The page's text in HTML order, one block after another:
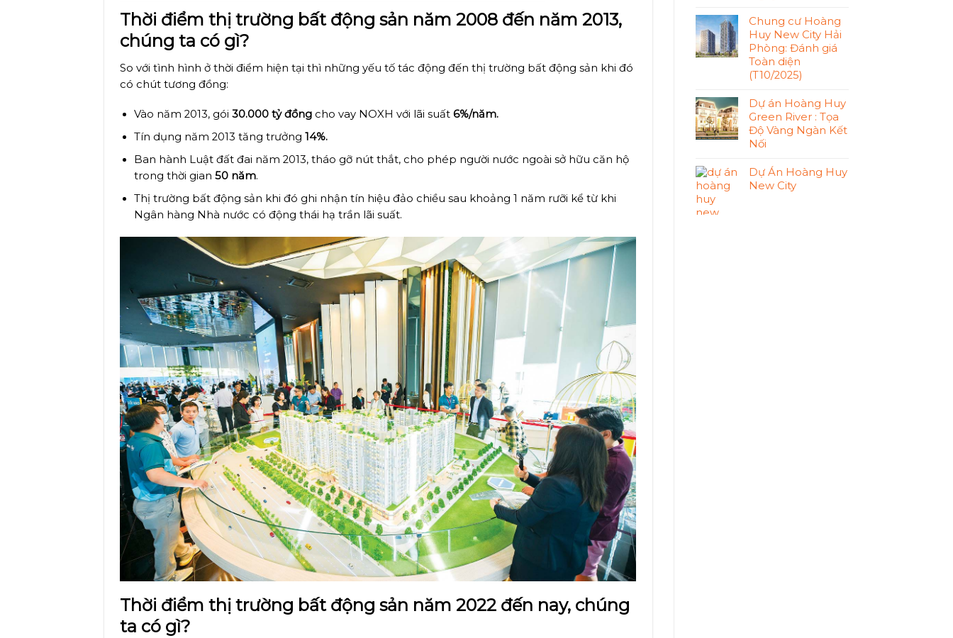
Thời điểm thị trường bất động sản năm 2008 đến năm 2013,
chúng ta có gì?
So với tình hình ở thời điểm hiện tại thì những yếu tố tác động đến thị trường bất động sản khi đó
có chút tương đồng:
Vào năm 2013, gói 30.000 tỷ đồngcho vay NOXH với lãi suất 6%/năm.
Tín dụng năm 2013 tăng trưởng 14%.
Ban hành Luật đất đai năm 2013, tháo gỡ nút thắt, cho phép người nước ngoài sở hữu căn hộ
trong thời gian 50 năm.
Thị trường bất động sản khi đó ghi nhận tín hiệu đảo chiều sau khoảng 1 năm rưỡi kể từ khi
Ngân hàng Nhà nước có động thái hạ trần lãi suất.
Thời điểm thị trường bất động sản năm 2022 đến nay, chúng
ta có gì?
Chung cư Hoàng
Huy New City Hải
Phòng: Đánh giá
Toàn diện
(T10/2025)
Dự án Hoàng Huy
Green River : Tọa
Độ Vàng Ngàn Kết
Nối
Dự Án Hoàng Huy
New City